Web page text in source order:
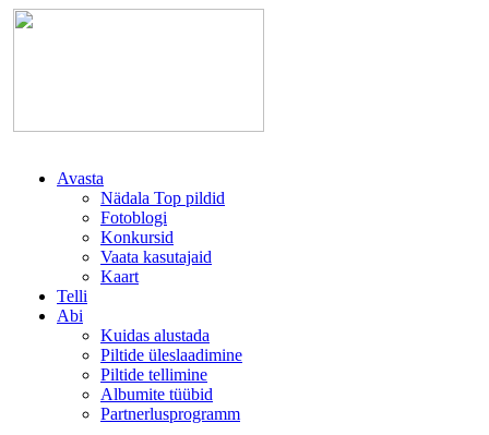
Avasta
Nädala Top pildid
Fotoblogi
Konkursid
Vaata kasutajaid
Kaart
Telli
Abi
Kuidas alustada
Piltide üleslaadimine
Piltide tellimine
Albumite tüübid
Partnerlusprogramm